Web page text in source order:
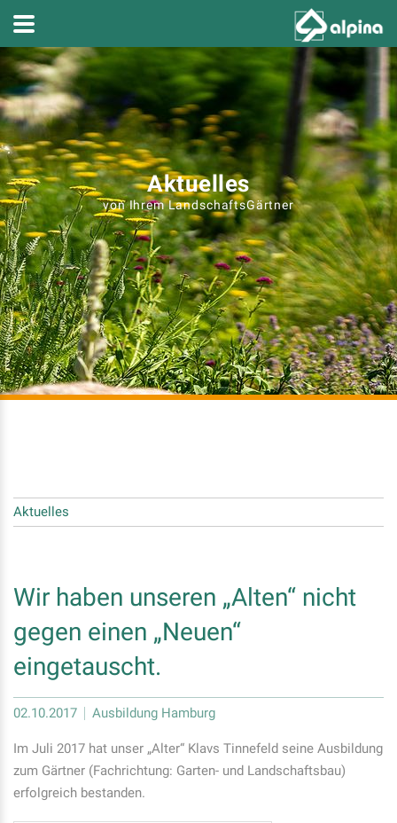
Aktuelles
von Ihrem LandschaftsGärtner
Aktuelles
Wir haben unseren „Alten“ nicht
gegen einen „Neuen“
eingetauscht.
02.10.2017 Ausbildung Hamburg
Im Juli 2017 hat unser „Alter“ Klavs Tinnefeld seine Ausbildung
zum Gärtner (Fachrichtung: Garten- und Landschaftsbau)
erfolgreich bestanden.